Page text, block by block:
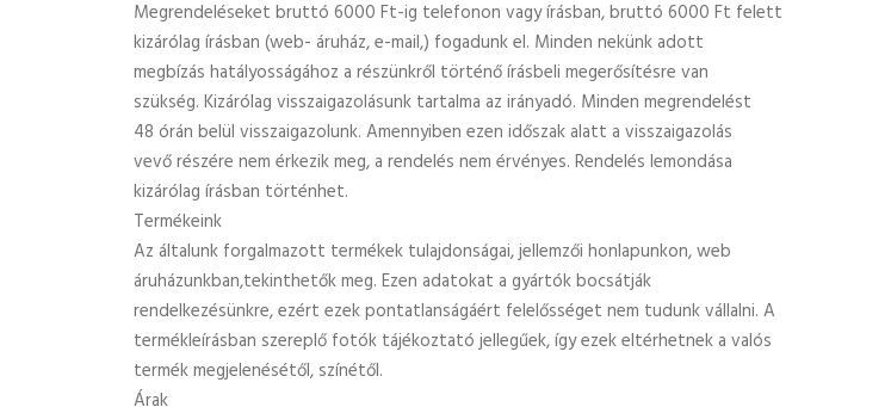
Megrendeléseket bruttó 6000 Ft-ig telefonon vagy írásban, bruttó 6000 Ft felett
kizárólag írásban (web- áruház, e-mail,) fogadunk el. Minden nekünk adott
megbízás hatályosságához a részünkről történő írásbeli megerősítésre van
szükség. Kizárólag visszaigazolásunk tartalma az irányadó. Minden megrendelést
48 órán belül visszaigazolunk. Amennyiben ezen időszak alatt a visszaigazolás
vevő részére nem érkezik meg, a rendelés nem érvényes. Rendelés lemondása
kizárólag írásban történhet.
Termékeink
Az általunk forgalmazott termékek tulajdonságai, jellemzői honlapunkon, web
áruházunkban,tekinthetők meg. Ezen adatokat a gyártók bocsátják
rendelkezésünkre, ezért ezek pontatlanságáért felelősséget nem tudunk vállalni. A
termékleírásban szereplő fotók tájékoztató jellegűek, így ezek eltérhetnek a valós
termék megjelenésétől, színétől.